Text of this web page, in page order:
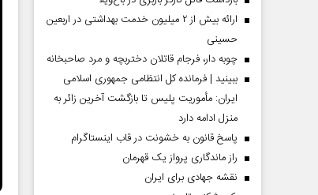
ارائه بیش از ۲ میلیون خدمت بهداشتی در اربعین
حسینی
چوبه دار، فرجام قاتلان دختربچه و مرد صاحبخانه
ببینید | فرمانده کل انتظامی جمهوری اسلامی
ایران­: مأموریت پلیس تا بازگشت آخرین زائر به
منزل ادامه دارد
پاسخ قانون به خشونت در قاب اینستاگرام
راز ماندگاری پرواز یک قهرمان
نقشه جهادی برای ایران